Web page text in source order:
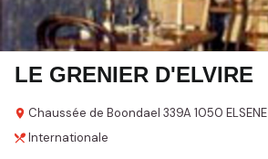
LE GRENIER D'ELVIRE
Chaussée de Boondael 339A 1050 ELSENE
Internationale